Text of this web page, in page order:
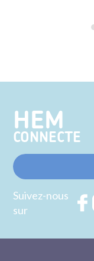
HEM
CONNECTE
Suivez-nous
sur